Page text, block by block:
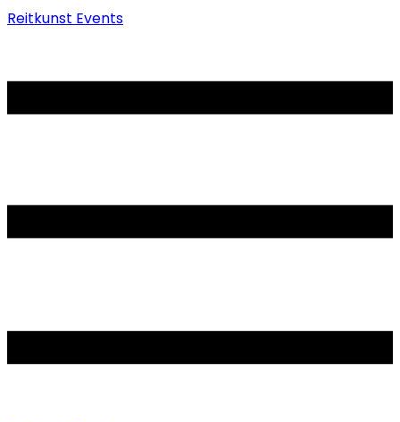
Reitkunst Events